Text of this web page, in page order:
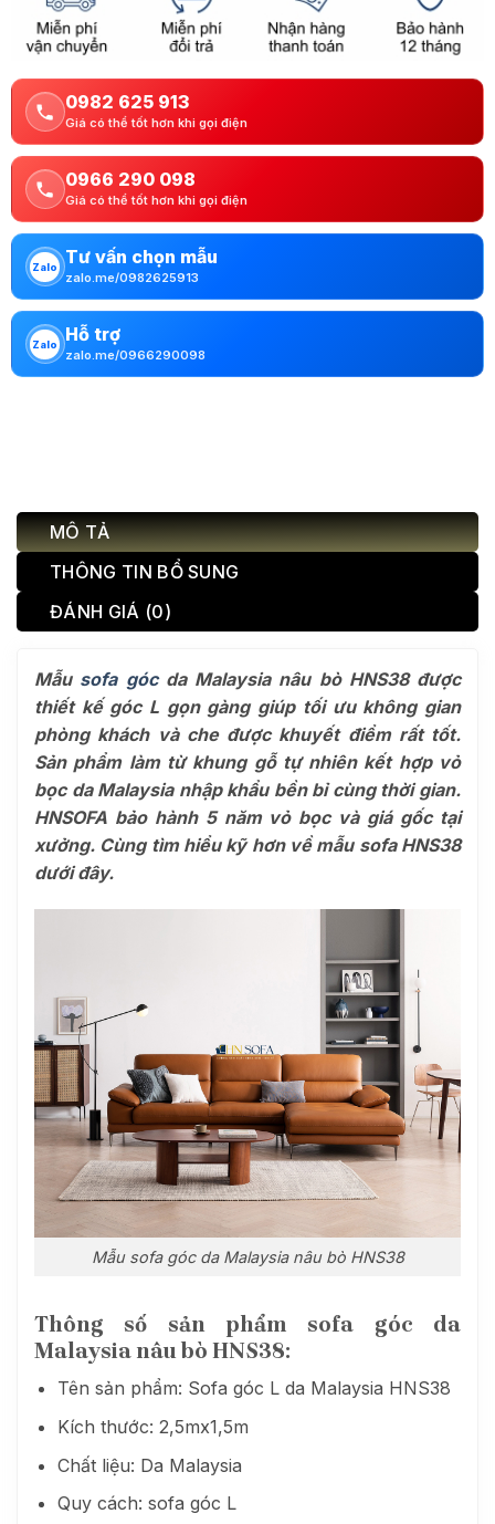
0982 625 913
Giá có thể tốt hơn khi gọi điện
0966 290 098
Giá có thể tốt hơn khi gọi điện
Zalo Tư vấn chọn mẫu
zalo.me/0982625913
Zalo Hỗ trợ
zalo.me/0966290098
MÔ TẢ
THÔNG TIN BỔ SUNG
ĐÁNH GIÁ (0)
Mẫu sofa gócda Malaysia nâu bò HNS38 được
thiết kế góc L gọn gàng giúp tối ưu không gian
phòng khách và che được khuyết điểm rất tốt.
Sản phẩm làm từ khung gỗ tự nhiên kết hợp vỏ
bọc da Malaysia nhập khẩu bền bỉ cùng thời gian.
HNSOFA bảo hành 5 năm vỏ bọc và giá gốc tại
xưởng. Cùng tìm hiểu kỹ hơn về mẫu sofa HNS38
dưới đây.
Mẫu sofa góc da Malaysia nâu bò HNS38
Thông số sản phẩm sofa góc da
Malaysia nâu bò HNS38:
Tên sản phẩm: Sofa góc L da Malaysia HNS38
Kích thước: 2,5mx1,5m
Chất liệu: Da Malaysia
Quy cách: sofa góc L